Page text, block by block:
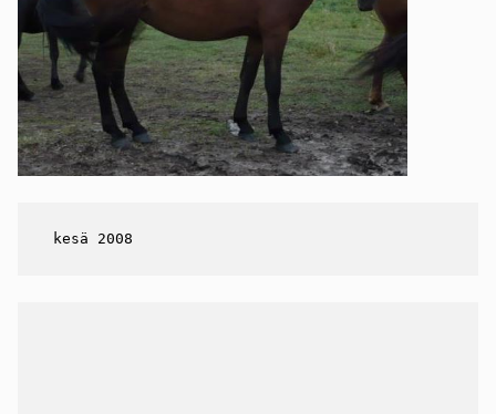
kesä 2008